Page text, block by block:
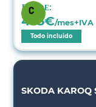
Desde:
455€/mes+IVA
Todo incluido
SKODA KAROQ